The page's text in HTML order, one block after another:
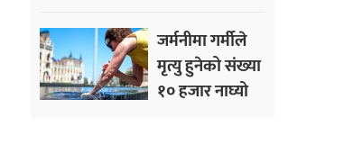
जर्मनीमा गर्मीले
मृत्यु हुनेको संख्या
१० हजार नाघ्यो